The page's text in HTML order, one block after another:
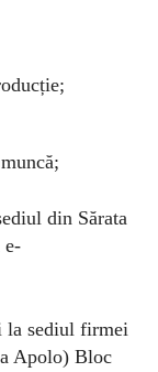
din Sărata
e-
la sediul firmei
Apolo) Bloc